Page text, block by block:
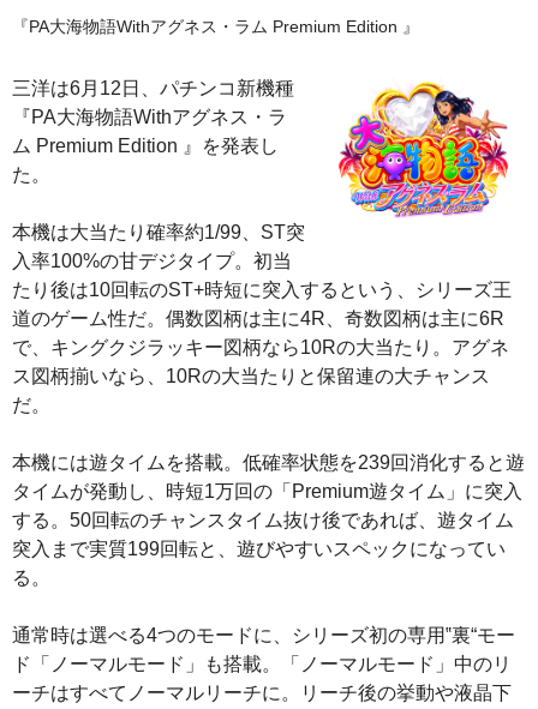
『PA大海物語Withアグネス・ラム Premium Edition 』
三洋は6月12日、パチンコ新機種
『PA大海物語Withアグネス・ラ
ム Premium Edition 』を発表し
た。
本機は大当たり確率約1/99、ST突
入率100%の甘デジタイプ。初当
たり後は10回転のST+時短に突入するという、シリーズ王
道のゲーム性だ。偶数図柄は主に4R、奇数図柄は主に6R
で、キングクジラッキー図柄なら10Rの大当たり。アグネ
ス図柄揃いなら、10Rの大当たりと保留連の大チャンス
だ。
本機には遊タイムを搭載。低確率状態を239回消化すると遊
タイムが発動し、時短1万回の「Premium遊タイム」に突入
する。50回転のチャンスタイム抜け後であれば、遊タイム
突入まで実質199回転と、遊びやすいスペックになってい
る。
通常時は選べる4つのモードに、シリーズ初の専用‟裏“モー
ド「ノーマルモード」も搭載。「ノーマルモード」中のリ
ーチはすべてノーマルリーチに。リーチ後の挙動や液晶下